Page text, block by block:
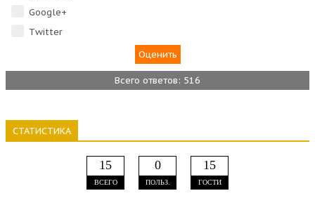
Google+
Тwitter
Всего ответов: 516
СТАТИСТИКА
15
ВСЕГО
0
ПОЛЬЗ.
15
ГОСТИ